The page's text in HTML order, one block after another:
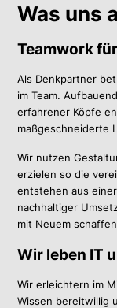
Was uns
Teamwork
Als Denkpartner
im Team.
erfahrener Köpfe
maßgeschneiderte
Wir nutzen
erzielen so die
entstehen aus
nachhaltiger
mit Neuem
Wir leben IT
Wir erleichtern im
Wissen bereitwillig